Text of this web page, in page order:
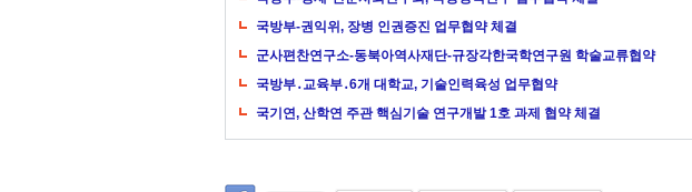
국방부-권익위, 장병 인권증진 업무협약 체결
군사편찬연구소-동북아역사재단-규장각한국학연구원 학술교류협약
국방부․교육부․6개 대학교, 기술인력육성 업무협약
국기연, 산학연 주관 핵심기술 연구개발 1호 과제 협약 체결